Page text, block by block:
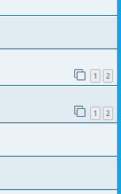
1 2
1 2